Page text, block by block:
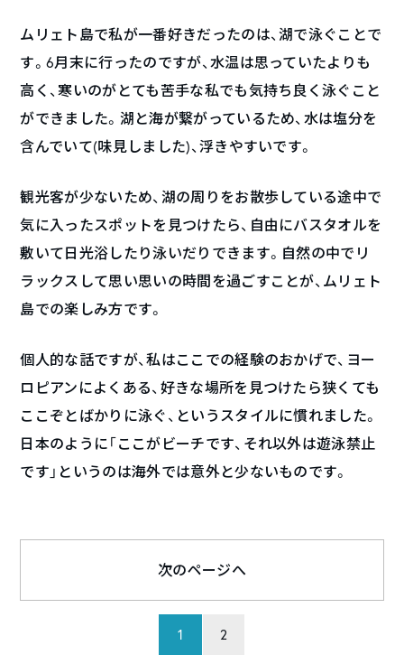
ムリェト島で私が一番好きだったのは、湖で泳ぐことで
す。6月末に行ったのですが、水温は思っていたよりも
高く、寒いのがとても苦手な私でも気持ち良く泳ぐこと
ができました。湖と海が繋がっているため、水は塩分を
含んでいて(味見しました)、浮きやすいです。
観光客が少ないため、湖の周りをお散歩している途中で
気に入ったスポットを見つけたら、自由にバスタオルを
敷いて日光浴したり泳いだりできます。自然の中でリ
ラックスして思い思いの時間を過ごすことが、ムリェト
島での楽しみ方です。
個人的な話ですが、私はここでの経験のおかげで、ヨー
ロピアンによくある、好きな場所を見つけたら狭くても
ここぞとばかりに泳ぐ、というスタイルに慣れました。
日本のように「ここがビーチです、それ以外は遊泳禁止
です」というのは海外では意外と少ないものです。
1 2
次のページへ